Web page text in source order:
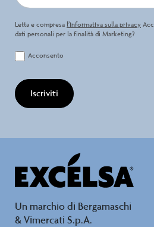
Letta e compresa l’informativa sulla privacy
dati personali per la finalità di Marketing?
Acconsento
Iscriviti
Un marchio di Bergamaschi
& Vimercati S.p.A.